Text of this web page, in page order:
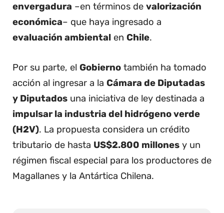
envergadura –en términos de valorización
económica– que haya ingresado a
evaluación ambiental en Chile.
Por su parte, el Gobierno también ha tomado
acción al ingresar a la Cámara de Diputadas
y Diputados una iniciativa de ley destinada a
impulsar la industria del hidrógeno verde
(H2V). La propuesta considera un crédito
tributario de hasta US$2.800 millones y un
régimen fiscal especial para los productores de
Magallanes y la Antártica Chilena.